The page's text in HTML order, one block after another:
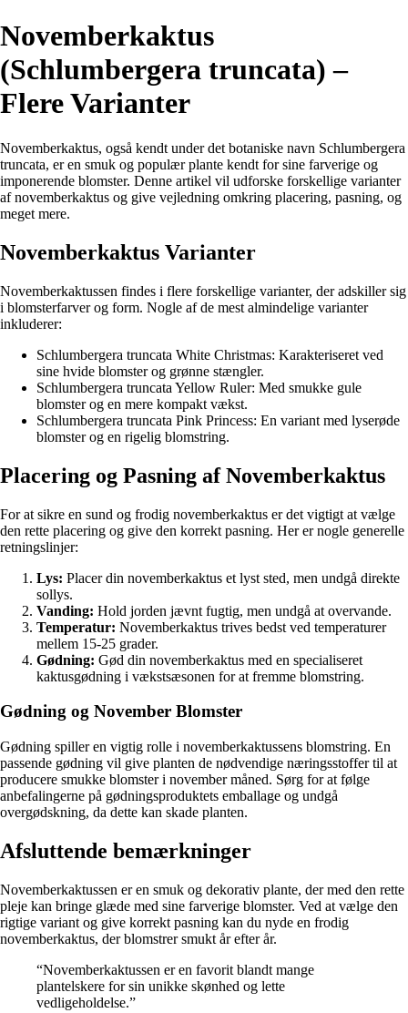
Novemberkaktus
(Schlumbergera truncata) –
Flere Varianter
Novemberkaktus, også kendt under det botaniske navn Schlumbergera
truncata, er en smuk og populær plante kendt for sine farverige og
imponerende blomster. Denne artikel vil udforske forskellige varianter
af novemberkaktus og give vejledning omkring placering, pasning, og
meget mere.
Novemberkaktus Varianter
Novemberkaktussen findes i flere forskellige varianter, der adskiller sig
i blomsterfarver og form. Nogle af de mest almindelige varianter
inkluderer:
Schlumbergera truncata White Christmas: Karakteriseret ved
sine hvide blomster og grønne stængler.
Schlumbergera truncata Yellow Ruler: Med smukke gule
blomster og en mere kompakt vækst.
Schlumbergera truncata Pink Princess: En variant med lyserøde
blomster og en rigelig blomstring.
Placering og Pasning af Novemberkaktus
For at sikre en sund og frodig novemberkaktus er det vigtigt at vælge
den rette placering og give den korrekt pasning. Her er nogle generelle
retningslinjer:
Lys: Placer din novemberkaktus et lyst sted, men undgå direkte
sollys.
Vanding: Hold jorden jævnt fugtig, men undgå at overvande.
Temperatur: Novemberkaktus trives bedst ved temperaturer
mellem 15-25 grader.
Gødning: Gød din novemberkaktus med en specialiseret
kaktusgødning i vækstsæsonen for at fremme blomstring.
Gødning og November Blomster
Gødning spiller en vigtig rolle i novemberkaktussens blomstring. En
passende gødning vil give planten de nødvendige næringsstoffer til at
producere smukke blomster i november måned. Sørg for at følge
anbefalingerne på gødningsproduktets emballage og undgå
overgødskning, da dette kan skade planten.
Afsluttende bemærkninger
Novemberkaktussen er en smuk og dekorativ plante, der med den rette
pleje kan bringe glæde med sine farverige blomster. Ved at vælge den
rigtige variant og give korrekt pasning kan du nyde en frodig
novemberkaktus, der blomstrer smukt år efter år.
“Novemberkaktussen er en favorit blandt mange
plantelskere for sin unikke skønhed og lette
vedligeholdelse.”